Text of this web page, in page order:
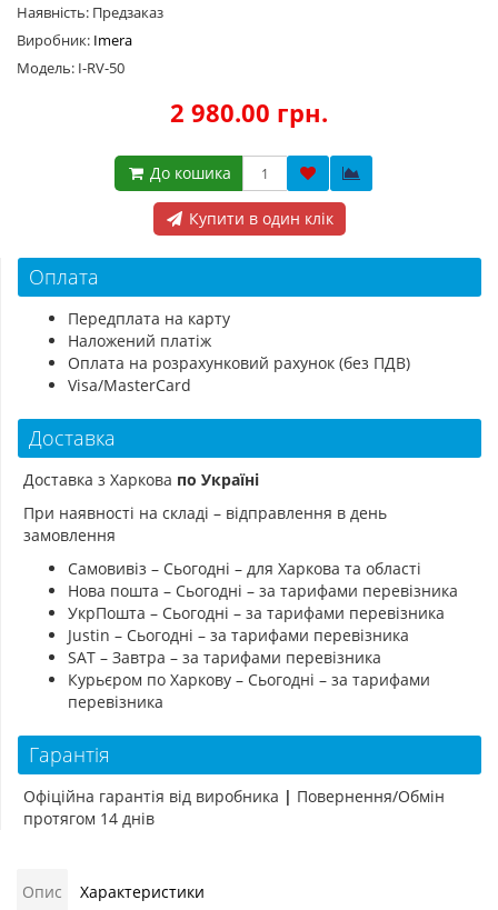
Наявність: Предзаказ
Виробник: Imera
Модель: I-RV-50
2 980.00 грн.
До кошика
Купити в один клік
Оплата
Передплата на карту
Наложений платіж
Оплата на розрахунковий рахунок (без ПДВ)
Visa/MasterCard
Доставка
Доставка з Харкова по Україні
При наявності на складі – відправлення в день
замовлення
Самовивіз – Сьогодні – для Харкова та області
Нова пошта – Сьогодні – за тарифами перевізника
УкрПошта – Сьогодні – за тарифами перевізника
Justin – Сьогодні – за тарифами перевізника
SAT – Завтра – за тарифами перевізника
Курьєром по Харкову – Сьогодні – за тарифами
перевізника
Гарантія
Офіційна гарантія від виробника | Повернення/Обмін
протягом 14 днів
Опис Характеристики